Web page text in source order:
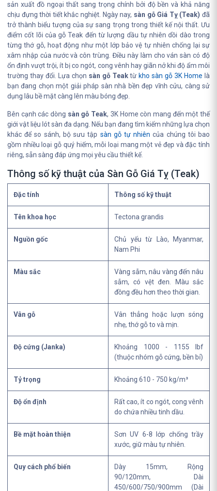
sản xuất đồ ngoại thất sang trọng chính bởi độ bền và khả năng
chịu đựng thời tiết khắc nghiệt. Ngày nay, sàn gỗ Giá Tỵ (Teak) đã
trở thành biểu tượng của sự sang trọng trong thiết kế nội thất. Ưu
điểm cốt lõi của gỗ Teak đến từ lượng dầu tự nhiên dồi dào trong
từng thớ gỗ, hoạt động như một lớp bảo vệ tự nhiên chống lại sự
xâm nhập của nước và côn trùng. Điều này làm cho ván sàn có độ
ổn định vượt trội, ít bị co ngót, cong vênh hay giãn nở khi độ ẩm môi
trường thay đổi. Lựa chọn sàn gỗ Teaktừ kho sàn gỗ 3K Home là
bạn đang chọn một giải pháp sàn nhà bền đẹp vĩnh cửu, càng sử
dụng lâu bề mặt càng lên màu bóng đẹp.
Bên cạnh các dòng sàn gỗ Teak, 3K Home còn mang đến một thế
giới vật liệu lót sàn đa dạng. Nếu bạn đang tìm kiếm những lựa chọn
khác để so sánh, bộ sưu tập sàn gỗ tự nhiên của chúng tôi bao
gồm nhiều loại gỗ quý hiếm, mỗi loại mang một vẻ đẹp và đặc tính
riêng, sẵn sàng đáp ứng mọi yêu cầu thiết kế.
Thông số kỹ thuật của Sàn Gỗ Giá Tỵ (Teak)
Đặc tính Thông số kỹ thuật
Tên khoa học Tectona grandis
Nguồn gốc
Chủ yếu từ Lào, Myanmar,
Nam Phi
Màu sắc
Vàng sẫm, nâu vàng đến nâu
sẫm, có vệt đen. Màu sắc
đồng đều hơn theo thời gian.
Vân gỗ
Vân thẳng hoặc lượn sóng
nhẹ, thớ gỗ to và mịn.
Độ cứng (Janka)
Khoảng 1000 - 1155 lbf
(thuộc nhóm gỗ cứng, bền bỉ)
Tỷ trọng Khoảng 610 - 750 kg/m³
Độ ổn định
Rất cao, ít co ngót, cong vênh
do chứa nhiều tinh dầu.
Bề mặt hoàn thiện
Sơn UV 6-8 lớp chống trầy
xước, giữ màu tự nhiên.
Quy cách phổ biến
Dày 15mm, Rộng
90/120mm, Dài
450/600/750/900mm (Dài